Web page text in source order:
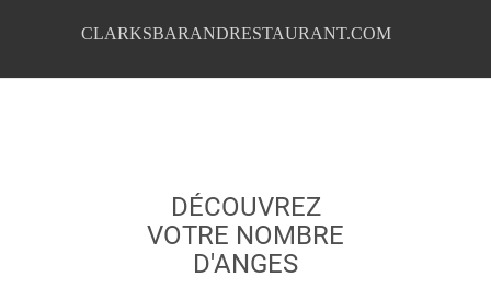
CLARKSBARANDRESTAURANT.COM
DÉCOUVREZ
VOTRE NOMBRE
D'ANGES